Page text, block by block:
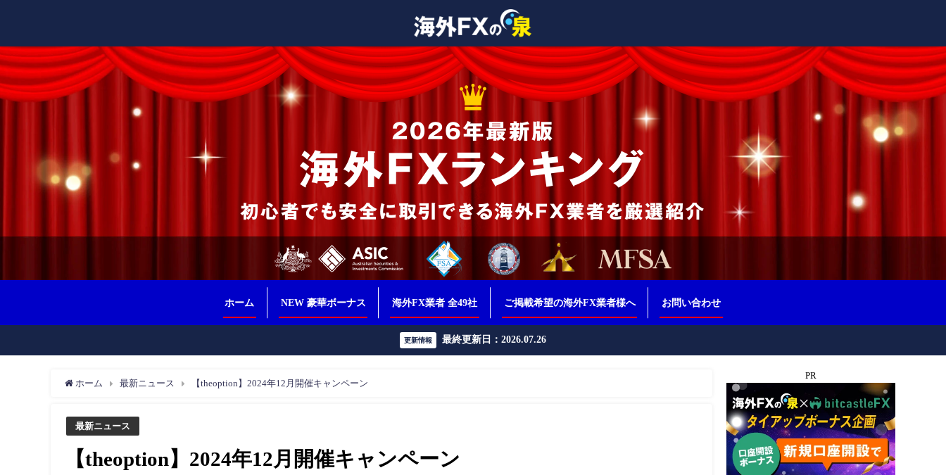
ホーム NEW 豪華ボーナス 海外FX業者 全49社 ご掲載希望の海外FX業者様へ お問い合わせ
更新情報 最終更新日：2026.07.26
ホーム 最新ニュース 【theoption】2024年12月開催キャンペーン
最新ニュース
【theoption】2024年12月開催キャンペーン
PR